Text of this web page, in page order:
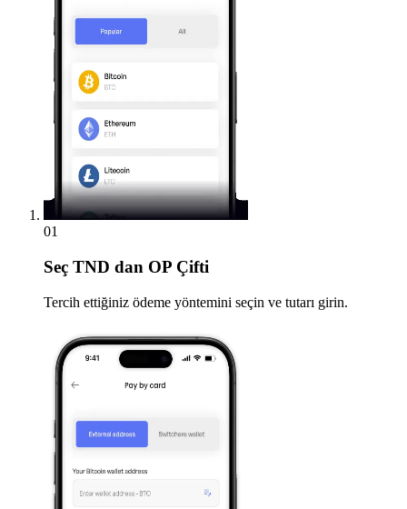
01
Seç TND dan OP Çifti
Tercih ettiğiniz ödeme yöntemini seçin ve tutarı girin.